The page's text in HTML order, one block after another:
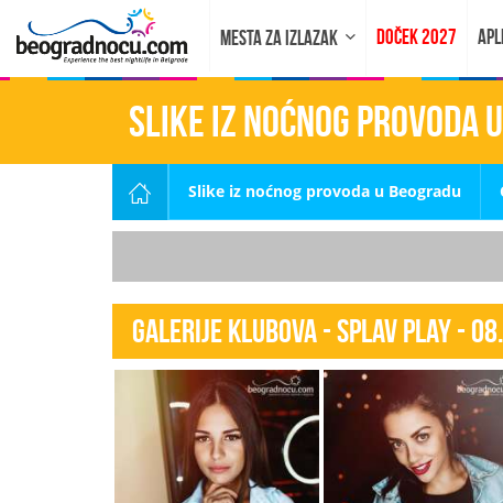
MESTA ZA IZLAZAK DOČEK 2027
Slike iz noćnog provoda
Slike iz noćnog provoda u Beogradu
Galerije klubova - Splav Play -